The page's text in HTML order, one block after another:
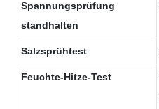
Spannungsprüfung
standhalten
Salzsprühtest
Feuchte-Hitze-Test